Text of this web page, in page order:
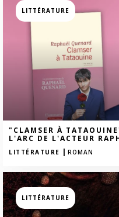
"CLAMSER À
L'ARC DE L'ACTEUR
LITTÉRATURE | ROMAN
LITTÉRATURE
LITTÉRATURE